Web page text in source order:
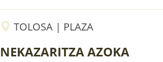
TOLOSA | PLAZA
NEKAZARITZA AZOKA